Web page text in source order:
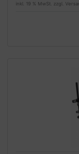
inkl. 19 % MwSt. zzgl.